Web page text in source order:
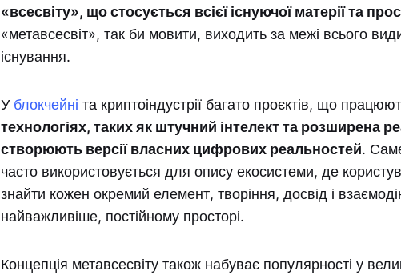
«всесвіту», що стосується всієї існуючої матерії та
«метавсесвіт», так би мовити, виходить за межі всього
існування.
У блокчейні та криптоіндустрії багато проєктів, що
технологіях, таких як штучний інтелект та розширена
створюють версії власних цифрових реальностей.
часто використовується для опису екосистеми, де
знайти кожен окремий елемент, творіння, досвід і
найважливіше, постійному просторі.
Концепція метавсесвіту також набуває популярності у